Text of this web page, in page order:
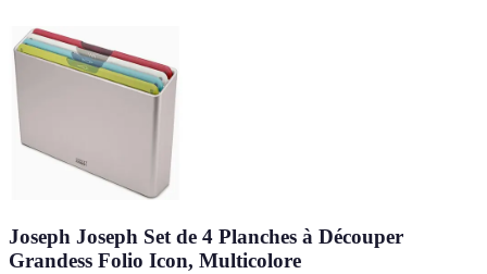
Joseph Joseph Set de 4 Planches à Découper
Grandess Folio Icon, Multicolore